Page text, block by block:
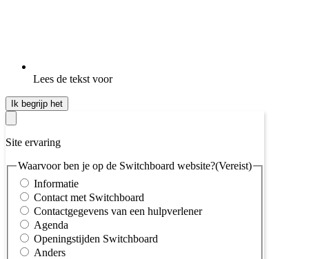
Lees de tekst voor
Ik begrijp het
Site ervaring
Waarvoor ben je op de Switchboard website?(Vereist)
Informatie
Contact met Switchboard
Contactgegevens van een hulpverlener
Agenda
Openingstijden Switchboard
Anders